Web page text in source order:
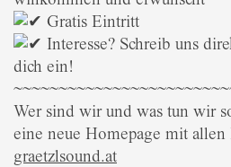
Gratis Eintritt
Interesse? Schreib uns
dich ein!
Wer sind wir und was tun wir
eine neue Homepage mit allen
graetzlsound.at